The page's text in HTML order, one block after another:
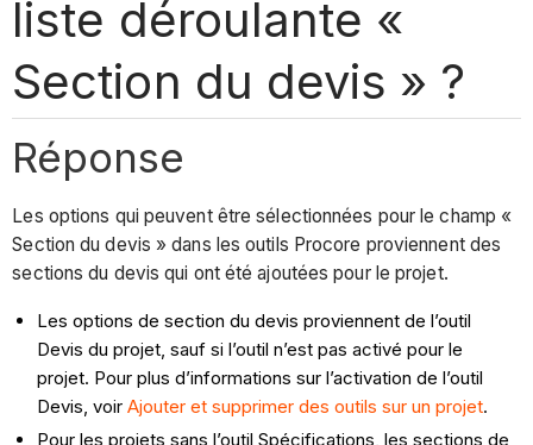
liste déroulante «
Section du devis » ?
Réponse
Les options qui peuvent être sélectionnées pour le champ «
Section du devis » dans les outils Procore proviennent des
sections du devis qui ont été ajoutées pour le projet.
Les options de section du devis proviennent de l’outil
Devis du projet, sauf si l’outil n’est pas activé pour le
projet. Pour plus d’informations sur l’activation de l’outil
Devis, voirAjouter et supprimer des outils sur un projet.
Pour les projets sans l’outil Spécifications, les sections de